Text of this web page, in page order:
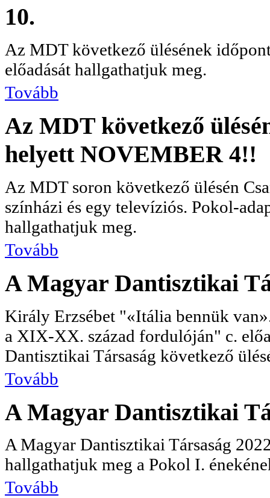
10.
Az MDT következő ülésének
előadását hallgathatjuk meg.
Tovább
Az MDT következő
helyett NOVEMBER 4!!
Az MDT soron következő ülésén
színházi és egy televíziós. Pokol-
hallgathatjuk meg.
Tovább
A Magyar Dantisztikai
Király Erzsébet "«Itália bennük
a XIX-XX. század fordulóján" c.
Dantisztikai Társaság következő
Tovább
A Magyar Dantisztikai
A Magyar Dantisztikai Társaság
hallgathatjuk meg a Pokol I.
Tovább